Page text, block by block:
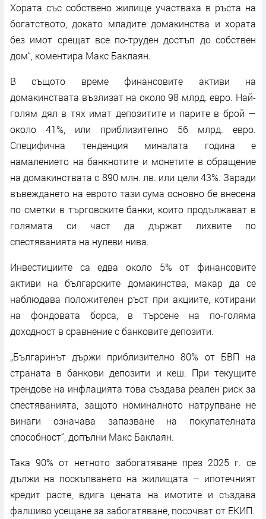
Хората със собствено жилище участваха в ръста на
богатството, докато младите домакинства и хората
без имот срещат все по-труден достъп до собствен
дом“, коментира Макс Баклаян.
В същото време финансовите активи на
домакинствата възлизат на около 98 млрд. евро. Най-
голям дял в тях имат депозитите и парите в брой —
около 41%, или приблизително 56 млрд. евро.
Специфична тенденция миналата година е
намалението на банкнотите и монетите в обращение
на домакинствата с 890 млн. лв. или цели 43%. Заради
въвеждането на еврото тази сума основно бе внесена
по сметки в търговските банки, които продължават в
голямата си част да държат лихвите по
спестяванията на нулеви нива.
Инвестициите са едва около 5% от финансовите
активи на българските домакинства, макар да се
наблюдава положителен ръст при акциите, котирани
на фондовата борса, в търсене на по-голяма
доходност в сравнение с банковите депозити.
„Българинът държи приблизително 80% от БВП на
страната в банкови депозити и кеш. При текущите
трендове на инфлацията това създава реален риск за
спестяванията, защото номиналното натрупване не
винаги означава запазване на покупателната
способност“, допълни Макс Баклаян.
Така 90% от нетното забогатяване през 2025 г. се
дължи на поскъпването на жилищата – ипотечният
кредит расте, вдига цената на имотите и създава
фалшиво усещане за забогатяване, посочват от ЕКИП.